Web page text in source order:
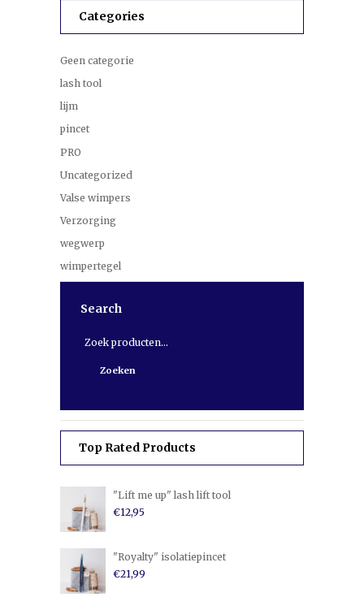
Categories
Geen categorie
lash tool
lijm
pincet
PRO
Uncategorized
Valse wimpers
Verzorging
wegwerp
wimpertegel
Search
naar:
Zoeken
Top Rated Products
"Lift me up" lash lift tool
€12,95
"Royalty" isolatiepincet
€21,99